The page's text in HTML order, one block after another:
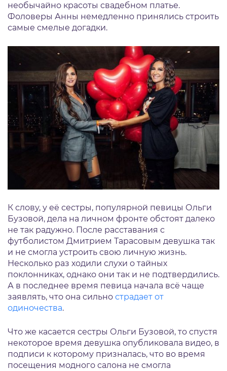
необычайно красоты свадебном платье.
Фоловеры Анны немедленно принялись строить
самые смелые догадки.
К слову, у её сестры, популярной певицы Ольги
Бузовой, дела на личном фронте обстоят далеко
не так радужно. После расставания с
футболистом Дмитрием Тарасовым девушка так
и не смогла устроить свою личную жизнь.
Несколько раз ходили слухи о тайных
поклонниках, однако они так и не подтвердились.
А в последнее время певица начала всё чаще
заявлять, что она сильно страдает от
одиночества.
Что же касается сестры Ольги Бузовой, то спустя
некоторое время девушка опубликовала видео, в
подписи к которому призналась, что во время
посещения модного салона не смогла